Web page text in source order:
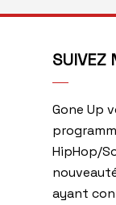
SUIVEZ
Gone Up
HipHop/
ayant